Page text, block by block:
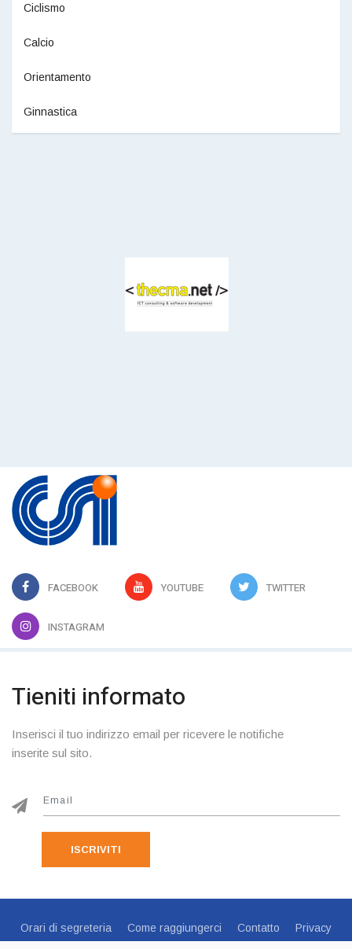
Ciclismo
Calcio
Orientamento
Ginnastica
FACEBOOK YOUTUBE TWITTER
INSTAGRAM
Tieniti informato
Inserisci il tuo indirizzo email per ricevere le notifiche
inserite sul sito.
ISCRIVITI
Orari di segreteria Come raggiungerci Contatto
Privacy